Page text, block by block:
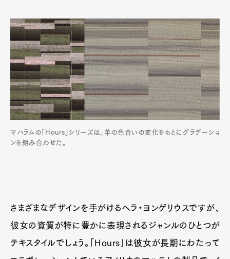
ProductCulture Lifestyle
マハラムの「Hours」シリーズは、羊の色合いの変化をもとにグラデーショ
ンを組み合わせた。
さまざまなデザインを手がけるヘラ・ヨンゲリウスですが、
彼女の資質が特に豊かに表現されるジャンルのひとつが
テキスタイルでしょう。「Hours」は彼女が長期にわたって